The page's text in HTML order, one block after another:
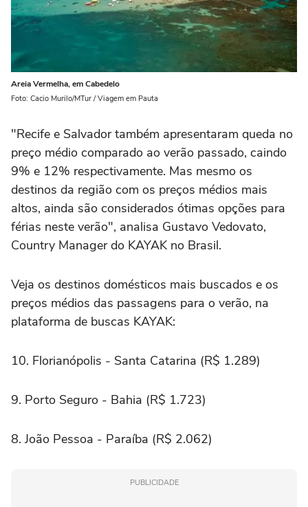
Areia Vermelha, em Cabedelo
Foto: Cacio Murilo/MTur / Viagem em Pauta
"Recife e Salvador também apresentaram queda no
preço médio comparado ao verão passado, caindo
9% e 12% respectivamente. Mas mesmo os
destinos da região com os preços médios mais
altos, ainda são considerados ótimas opções para
férias neste verão", analisa Gustavo Vedovato,
Country Manager do KAYAK no Brasil.
Veja os destinos domésticos mais buscados e os
preços médios das passagens para o verão, na
plataforma de buscas KAYAK:
10. Florianópolis - Santa Catarina (R$ 1.289)
9. Porto Seguro - Bahia (R$ 1.723)
8. João Pessoa - Paraíba (R$ 2.062)
PUBLICIDADE